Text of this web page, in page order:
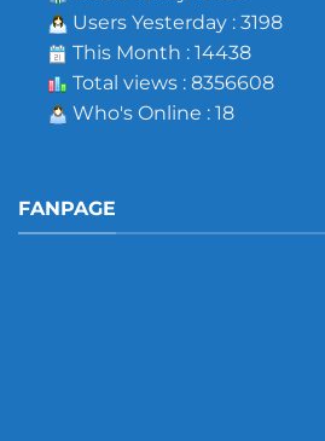
Users Yesterday : 3198
This Month : 14438
Total views : 8356608
Who's Online : 18
FANPAGE